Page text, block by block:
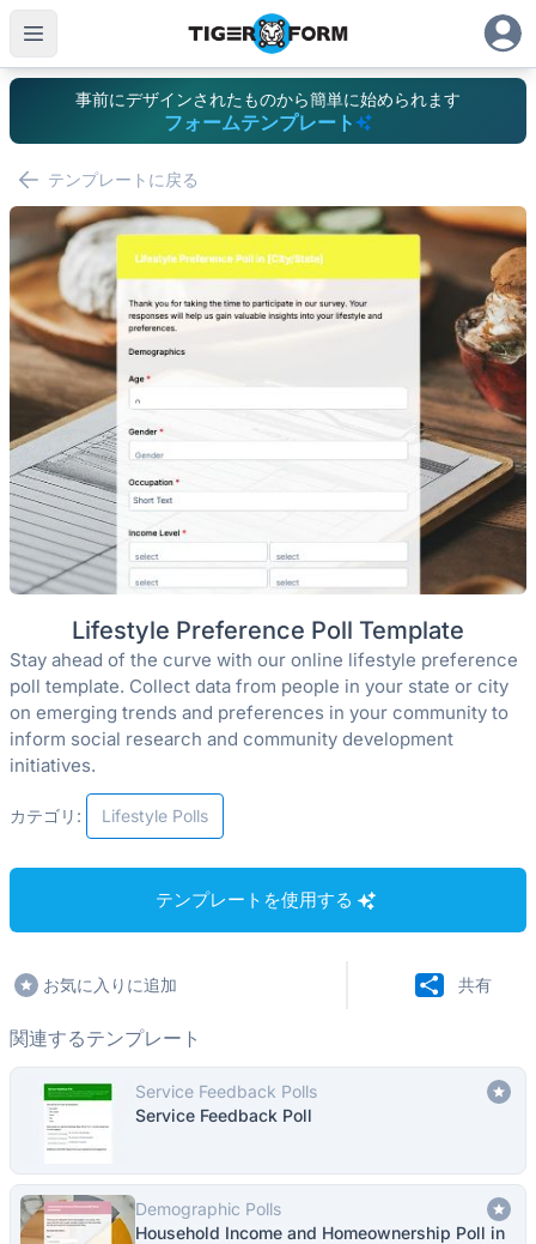
事前にデザインされたものから簡単に始められます
フォームテンプレート
テンプレートに戻る
Lifestyle Preference Poll Template
Stay ahead of the curve with our online lifestyle preference
poll template. Collect data from people in your state or city
on emerging trends and preferences in your community to
inform social research and community development
initiatives.
カテゴリ: Lifestyle Polls
テンプレートを使用する
お気に入りに追加 共有
関連するテンプレート
Service Feedback Polls
Service Feedback Poll
Demographic Polls
Household Income and Homeownership Poll in